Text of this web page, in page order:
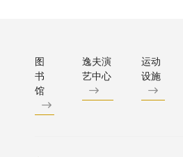
图
书
馆
逸夫演
艺中心
运动
设施